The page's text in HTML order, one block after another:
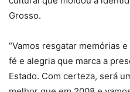
Grosso.
“Vamos resgatar memórias
fé e alegria que marca a
Estado. Com certeza, será